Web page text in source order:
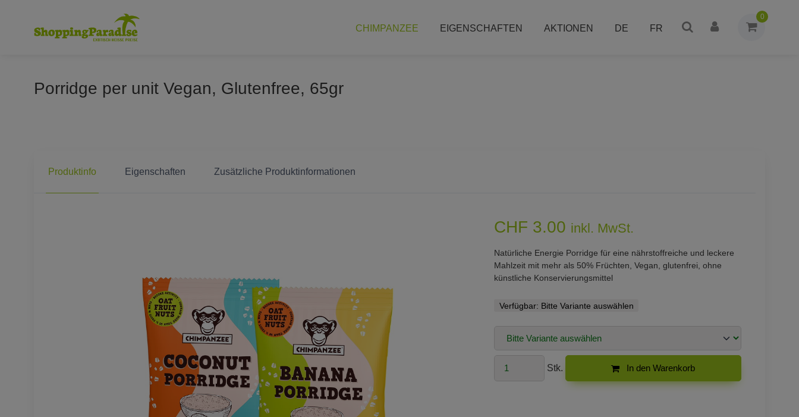
0
CHIMPANZEE EIGENSCHAFTEN AKTIONEN DE FR
Porridge per unit Vegan, Glutenfree, 65gr
Produktinfo Eigenschaften Zusätzliche Produktinformationen
CHF 3.00 inkl. MwSt.
Natürliche Energie Porridge für eine nährstoffreiche und leckere
Mahlzeit mit mehr als 50% Früchten, Vegan, glutenfrei, ohne
künstliche Konservierungsmittel
Verfügbar: Bitte Variante auswählen
Stk. In den Warenkorb